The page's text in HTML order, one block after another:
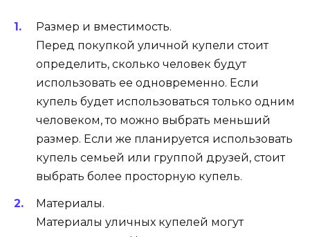
Размер и вместимость.
Перед покупкой уличной купели стоит
определить, сколько человек будут
использовать ее одновременно. Если
купель будет использоваться только одним
человеком, то можно выбрать меньший
размер. Если же планируется использовать
купель семьей или группой друзей, стоит
выбрать более просторную купель.
Материалы.
Материалы уличных купелей могут